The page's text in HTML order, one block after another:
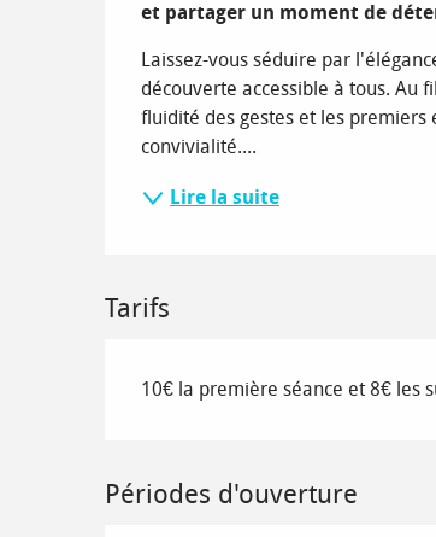
et partager un moment de
Laissez-vous séduire par
découverte accessible à tous. Au
fluidité des gestes et les
convivialité....
Lire la suite
Tarifs
10€ la première séance et 8€ les
Périodes d'ouverture